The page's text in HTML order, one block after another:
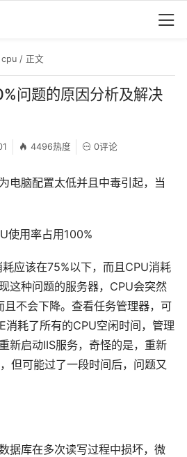
cpu / 正文
问题的原因分析及解决
4496热度 0评论
电脑配置太低并且中毒引起，当
使用率占用100%
应该在75%以下，而且CPU消耗
这种问题的服务器，CPU会突然
不会下降。查看任务管理器，可
消耗了所有的CPU空闲时间，管理
新启动IIS服务，奇怪的是，重新
但可能过了一段时间后，问题又
据库在多次读写过程中损坏，微